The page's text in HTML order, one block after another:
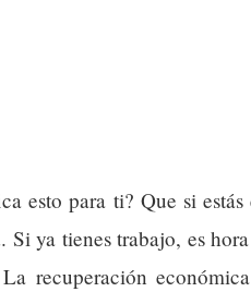
esto para ti? Que si
Si ya tienes trabajo, es
recuperación